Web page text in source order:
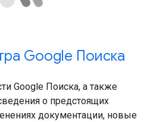
Google Поиска
Google Поиска, а также
о предстоящих
документации, новые